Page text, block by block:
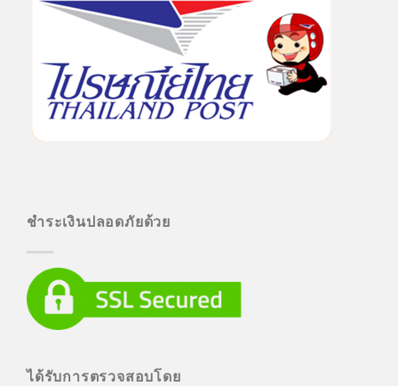
ชำระเงินปลอดภัยด้วย
ได้รับการตรวจสอบโดย